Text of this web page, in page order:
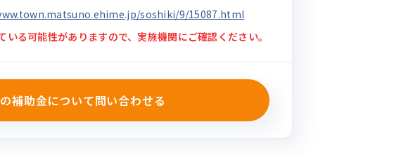
soshiki/9/15087.html
いる可能性がありますので、実施機関にご確認ください。
補助金について問い合わせる